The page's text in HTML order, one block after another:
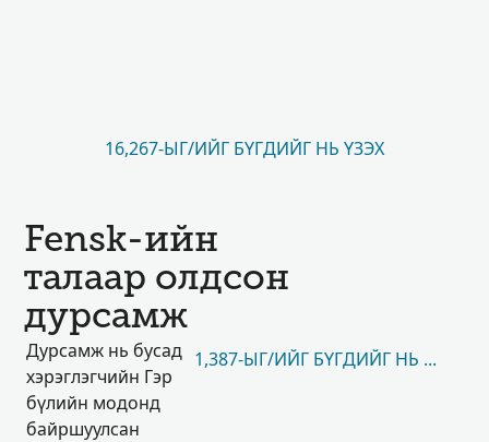
16,267-ЫГ/ИЙГ БҮГДИЙГ НЬ ҮЗЭХ
Fensk-ийн
талаар олдсон
дурсамж
Дурсамж нь бусад
хэрэглэгчийн Гэр
бүлийн модонд
байршуулсан
1,387-ЫГ/ИЙГ БҮГДИЙГ НЬ ҮЗЭХ